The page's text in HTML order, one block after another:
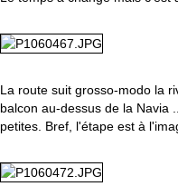
La route suit grosso-modo la
balcon au-dessus de la Navia
petites. Bref, l'étape est à